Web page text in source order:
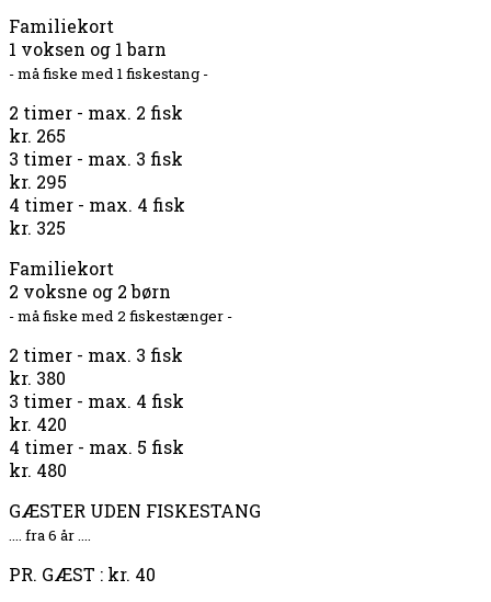
Familiekort
1 voksen og 1 barn
- må fiske med 1 fiskestang -
2 timer - max. 2 fisk
kr. 265
3 timer - max. 3 fisk
kr. 295
4 timer - max. 4 fisk
kr. 325
Familiekort
2 voksne og 2 børn
- må fiske med 2 fiskestænger -
2 timer - max. 3 fisk
kr. 380
3 timer - max. 4 fisk
kr. 420
4 timer - max. 5 fisk
kr. 480
GÆSTER UDEN FISKESTANG
.... fra 6 år ....
PR. GÆST : kr. 40